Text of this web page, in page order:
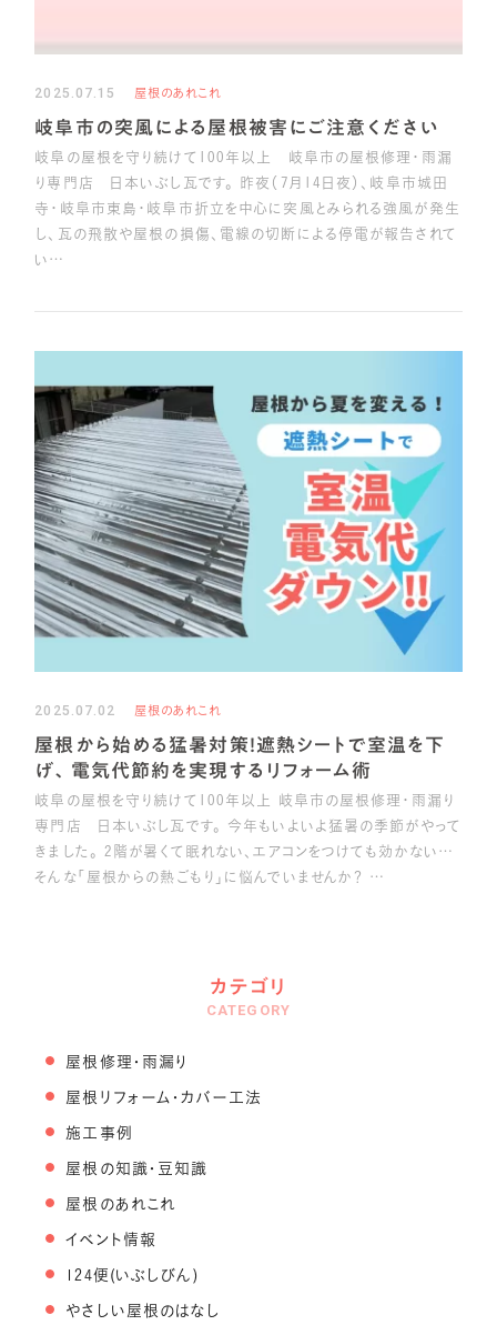
2025.07.15 屋根のあれこれ
岐阜市の突風による屋根被害にご注意ください
岐阜の屋根を守り続けて100年以上 岐阜市の屋根修理・雨漏
り専門店 日本いぶし瓦です。 昨夜（7月14日夜）、岐阜市城田
寺・岐阜市東島・岐阜市折立を中心に突風とみられる強風が発生
し、瓦の飛散や屋根の損傷、電線の切断による停電が報告されて
い…
2025.07.02 屋根のあれこれ
屋根から始める猛暑対策！遮熱シートで室温を下
げ、電気代節約を実現するリフォーム術
岐阜の屋根を守り続けて100年以上 岐阜市の屋根修理・雨漏り
専門店 日本いぶし瓦です。 今年もいよいよ猛暑の季節がやって
きました。 2階が暑くて眠れない、エアコンをつけても効かない…
そんな「屋根からの熱ごもり」に悩んでいませんか？ …
カテゴリ
CATEGORY
屋根修理・雨漏り
屋根リフォーム・カバー工法
施工事例
屋根の知識・豆知識
屋根のあれこれ
イベント情報
124便(いぶしびん)
やさしい屋根のはなし